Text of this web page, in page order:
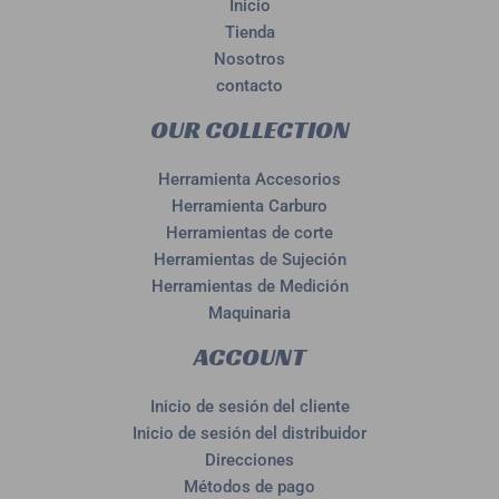
Inicio
Tienda
Nosotros
contacto
OUR COLLECTION
Herramienta Accesorios
Herramienta Carburo
Herramientas de corte
Herramientas de Sujeción
Herramientas de Medición
Maquinaria
ACCOUNT
Inicio de sesión del cliente
Inicio de sesión del distribuidor
Direcciones
Métodos de pago